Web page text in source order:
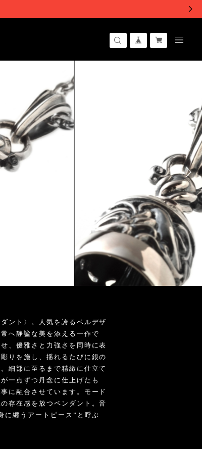
ント〉。人気を誇るベルデザ
へ静謐な美を添える一作で
、優雅さと力強さを同時に表
りを施し、揺れるたびに銀の
細部に至るまで精緻に仕立て
一点ずつ丹念に仕上げたも
に融合させています。モード
存在感を放つペンダント。音
に纏うアートピース”と呼ぶ